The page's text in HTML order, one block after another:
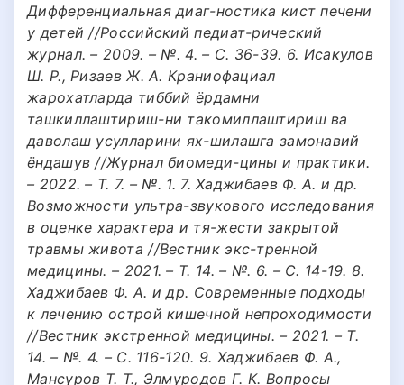
Дифференциальная диаг-ностика кист печени
у детей //Российский педиат-рический
журнал. – 2009. – №. 4. – С. 36-39. 6. Исакулов
Ш. Р., Ризаев Ж. А. Краниофациал
жарохатларда тиббий ёрдамни
ташкиллаштириш-ни такомиллаштириш ва
даволаш усулларини ях-шилашга замонавий
ёндашув //Журнал биомеди-цины и практики.
– 2022. – Т. 7. – №. 1. 7. Хаджибаев Ф. А. и др.
Возможности ультра-звукового исследования
в оценке характера и тя-жести закрытой
травмы живота //Вестник экс-тренной
медицины. – 2021. – Т. 14. – №. 6. – С. 14-19. 8.
Хаджибаев Ф. А. и др. Современные подходы
к лечению острой кишечной непроходимости
//Вестник экстренной медицины. – 2021. – Т.
14. – №. 4. – С. 116-120. 9. Хаджибаев Ф. А.,
Мансуров Т. Т., Элмуродов Г. К. Вопросы